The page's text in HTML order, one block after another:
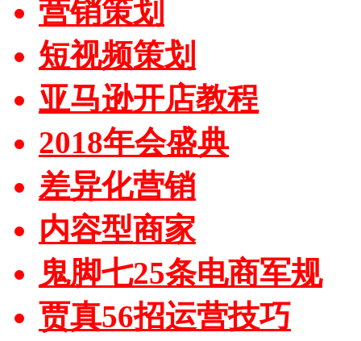
营销策划
短视频策划
亚马逊开店教程
2018年会盛典
差异化营销
内容型商家
鬼脚七25条电商军规
贾真56招运营技巧